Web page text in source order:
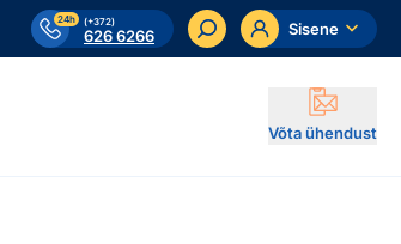
24h (+372)
626 6266 Sisene
Võta ühendust